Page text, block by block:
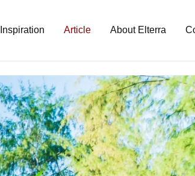
Inspiration Article About Elterra